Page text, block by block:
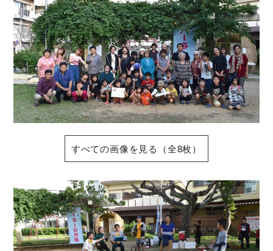
すべての画像を見る（全8枚）